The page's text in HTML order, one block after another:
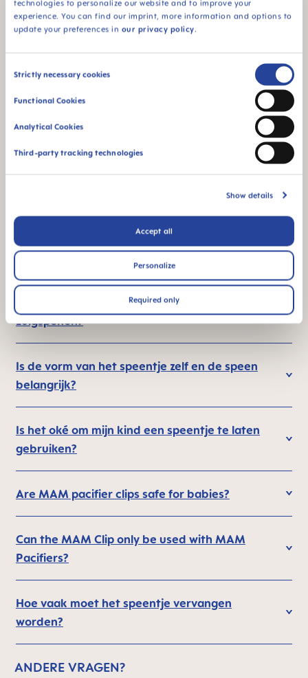
technologies to personalize our website and to improve your
experience. You can find our imprint, more information and options to
update your preferences in our privacy policy.
Consent
Strictly necessary cookies
Functional Cookies
Analytical Cookies
Third-party tracking technologies
Show details
Accept all
Personalize
Required only
94% NIPPLE
ACCEPTANCE
speentje: snel
baby's - voor een
Voor baby’s vanaf 6
¹ Marktonderzoek 2009-2023, getest op 1,588 baby's.
How is the MAM pacifier clip cleaned?
Welk verschil bestaat er tussen gangbare
siliconen zuigspenen en het MAM SkinSoft™-
zuigspenen?
Is de vorm van het speentje zelf en de speen
belangrijk?
Is het oké om mijn kind een speentje te laten
gebruiken?
Are MAM pacifier clips safe for babies?
Can the MAM Clip only be used with MAM
Pacifiers?
Hoe vaak moet het speentje vervangen
worden?
ANDERE VRAGEN?